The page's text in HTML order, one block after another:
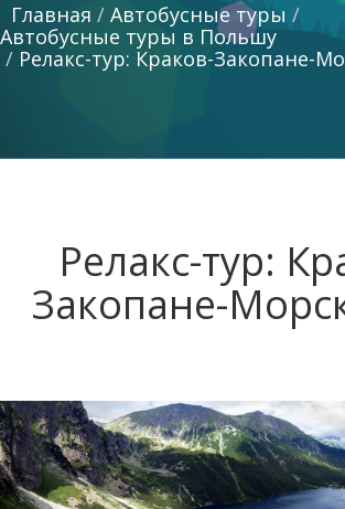
Главная / Автобусные туры /
Автобусные туры в Польшу
/ Релакс-тур: Краков-Закопане-
Релакс-тур:
Закопане-
Контакты